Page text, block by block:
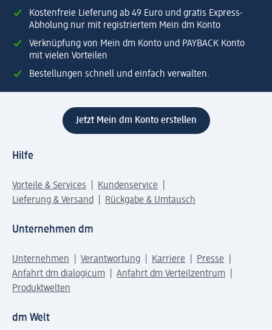
Kostenfreie Lieferung ab 49 Euro und gratis Express-
Abholung nur mit registriertem Mein dm Konto
Verknüpfung von Mein dm Konto und PAYBACK Konto
mit vielen Vorteilen
Bestellungen schnell und einfach verwalten.
Jetzt Mein dm Konto erstellen
Hilfe
Vorteile & Services
Kundenservice
Lieferung & Versand
Rückgabe & Umtausch
Unternehmen dm
Unternehmen Verantwortung Karriere
Presse
Anfahrt dm dialogicum
Anfahrt dm Verteilzentrum
Produktwelten
dm Welt